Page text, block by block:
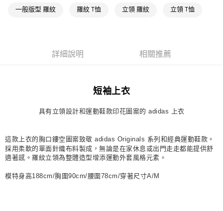
每筆NT$80，滿NT$1,500(含以上)免運費
每筆NT$80，滿NT$1,500(含以上)免運費
每筆NT$80，滿NT$1,500(含以上)免運費
付款後門市自取
一般版型 羅紋 羅紋 T恤 立領 羅紋 立領 T恤
詳細說明 相關推薦
短袖上衣
具有立領設計和運動鞋款印花圖案的 adidas 上衣
這款上衣的胸口鏤空圖案致敬 adidas Originals 系列和經典運動鞋款。
採用柔軟的單面針織布料製成，無論是在家休息或出門走走都能提供舒
適著感。羅紋立領為整體造型增添運動外套風格元素。
模特身高188cm/胸圍90cm/腰圍78cm/穿著尺寸A/M